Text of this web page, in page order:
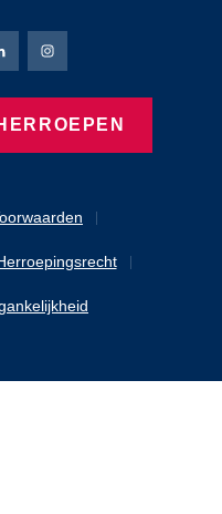
Facebook-pagina
Proenen X-pagina
Proenen
Bierbaum-Proenen